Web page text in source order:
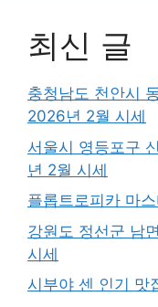
최신 글
충청남도 천안시
2026년 2월 시세
서울시 영등포구
년 2월 시세
플롭트로피카 마
강원도 정선군 남
시세
시부야 센 인기 맛